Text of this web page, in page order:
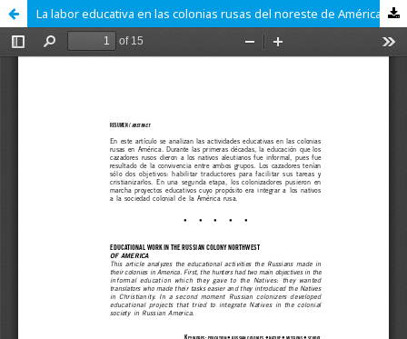
La labor educativa en las colonias rusas del noreste de América